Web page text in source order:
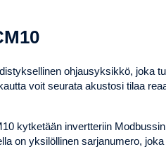
ohjausyksikkö, joka
voit seurata akustosi tilaa
kytketään invertteriin
on yksilöllinen sarjanumero,